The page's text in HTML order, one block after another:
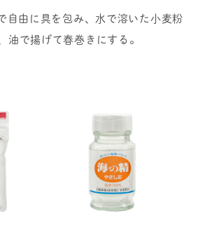
自由に具を包み、水で溶いた小麦粉
油で揚げて春巻きにする。